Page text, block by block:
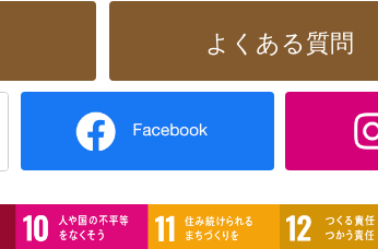
よくある質問